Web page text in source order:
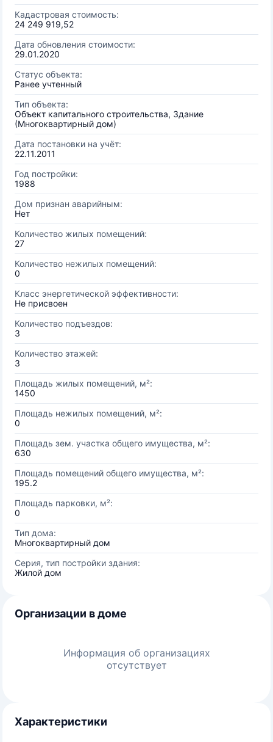
Кадастровая стоимость:
24 249 919,52
Дата обновления стоимости:
29.01.2020
Статус объекта:
Ранее учтенный
Тип объекта:
Объект капитального строительства, Здание
(Многоквартирный дом)
Дата постановки на учёт:
22.11.2011
Год постройки:
1988
Дом признан аварийным:
Нет
Количество жилых помещений:
27
Количество нежилых помещений:
0
Класс энергетической эффективности:
Не присвоен
Количество подъездов:
3
Количество этажей:
3
Площадь жилых помещений, м²:
1450
Площадь нежилых помещений, м²:
0
Площадь зем. участка общего имущества, м²:
630
Площадь помещений общего имущества, м²:
195.2
Площадь парковки, м²:
0
Тип дома:
Многоквартирный дом
Серия, тип постройки здания:
Жилой дом
Организации в доме
Информация об организациях
отсутствует
Характеристики